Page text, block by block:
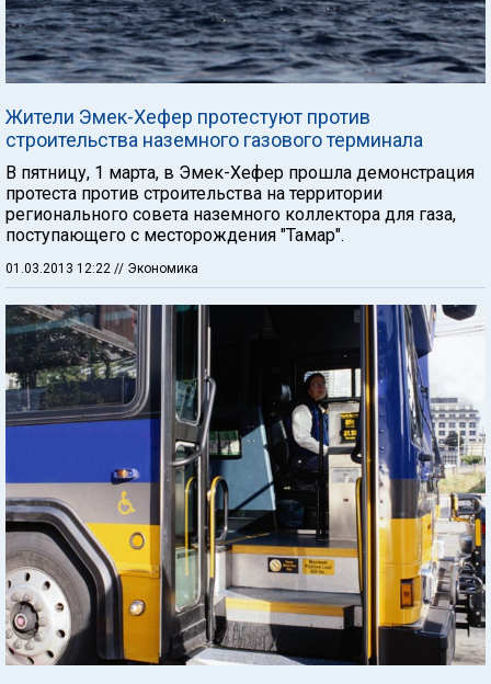
Жители Эмек-Хефер протестуют против
строительства наземного газового терминала
В пятницу, 1 марта, в Эмек-Хефер прошла демонстрация
протеста против строительства на территории
регионального совета наземного коллектора для газа,
поступающего с месторождения "Тамар".
01.03.2013 12:22 // Экономика